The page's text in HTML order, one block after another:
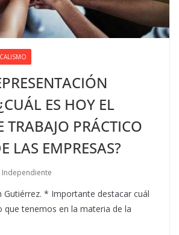
ES HOY EL
TRABAJO PRÁCTICO
LAS EMPRESAS?
Independiente
Gutiérrez. * Importante destacar cuál
que tenemos en la materia de la